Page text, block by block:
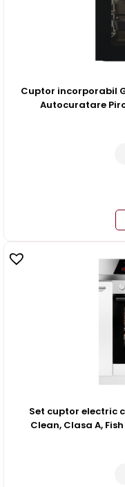
Cuptor incorporabil
Autocuratare
Set cuptor electric
Clean, Clasa A,